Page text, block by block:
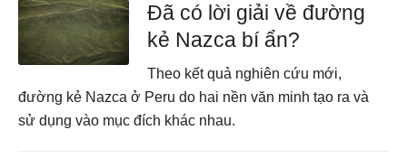
Đã có lời giải về đường
kẻ Nazca bí ẩn?
Theo kết quả nghiên cứu mới,
đường kẻ Nazca ở Peru do hai nền văn minh tạo ra và
sử dụng vào mục đích khác nhau.